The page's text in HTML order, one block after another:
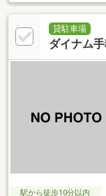
貸駐車場
ダイナム
駅から徒歩10分以内